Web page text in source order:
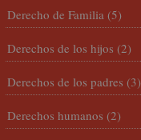
Derecho de Familia (5)
Derechos de los hijos (2)
Derechos de los padres (3)
Derechos humanos (2)